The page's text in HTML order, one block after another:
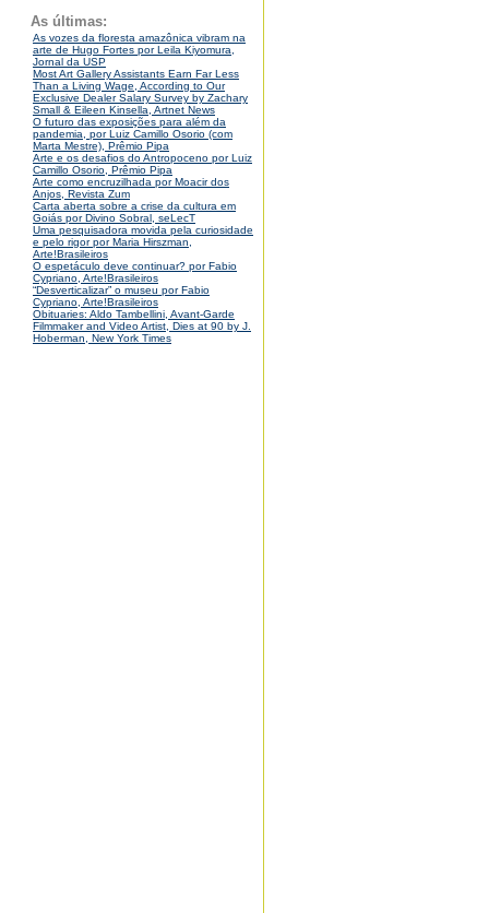
As últimas:
As vozes da floresta amazônica vibram na
arte de Hugo Fortes por Leila Kiyomura,
Jornal da USP
Most Art Gallery Assistants Earn Far Less
Than a Living Wage, According to Our
Exclusive Dealer Salary Survey by Zachary
Small & Eileen Kinsella, Artnet News
O futuro das exposições para além da
pandemia, por Luiz Camillo Osorio (com
Marta Mestre), Prêmio Pipa
Arte e os desafios do Antropoceno por Luiz
Camillo Osorio, Prêmio Pipa
Arte como encruzilhada por Moacir dos
Anjos, Revista Zum
Carta aberta sobre a crise da cultura em
Goiás por Divino Sobral, seLecT
Uma pesquisadora movida pela curiosidade
e pelo rigor por Maria Hirszman,
Arte!Brasileiros
O espetáculo deve continuar? por Fabio
Cypriano, Arte!Brasileiros
“Desverticalizar” o museu por Fabio
Cypriano, Arte!Brasileiros
Obituaries: Aldo Tambellini, Avant-Garde
Filmmaker and Video Artist, Dies at 90 by J.
Hoberman, New York Times